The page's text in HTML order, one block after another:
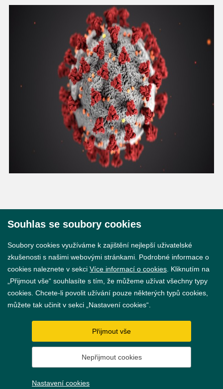
GDPR
Nastavení cookies
Souhlas se soubory cookies
Soubory cookies využíváme k zajištění nejlepší uživatelské
zkušenosti s našimi webovými stránkami. Podrobné informace o
cookies naleznete v sekci Více informací o cookies . Kliknutím na
„Přijmout vše“ souhlasíte s tím, že můžeme užívat všechny typy
cookies. Chcete-li povolit užívání pouze některých typů cookies,
můžete tak učinit v sekci „Nastavení cookies“.
Přijmout vše
Nepřijmout cookies
Nastavení cookies